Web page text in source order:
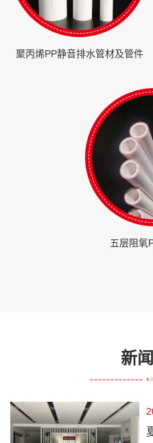
聚丙烯PP静音排水管材及管件
五层阻氧
新